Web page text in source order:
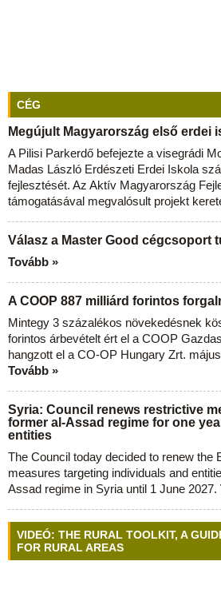
CÉG
Megújult Magyarország első erdei
A Pilisi Parkerdő befejezte a visegrádi
Madas László Erdészeti Erdei Iskola
fejlesztését. Az Aktív Magyarország
támogatásával megvalósult projekt
Válasz a Master Good cégcsoport
Tovább »
A COOP 887 milliárd forintos
Mintegy 3 százalékos növekedésnek
forintos árbevételt ért el a COOP
hangzott el a CO-OP Hungary Zrt.
Tovább »
Syria: Council renews restrictive
former al-Assad regime for one
entities
The Council today decided to renew the
measures targeting individuals and
Assad regime in Syria until 1 June 2027.
VIDEÓ: THE RURAL TOOLKIT, A
FOR RURAL AREAS